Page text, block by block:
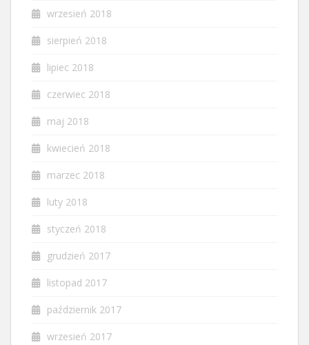
wrzesień 2018
sierpień 2018
lipiec 2018
czerwiec 2018
maj 2018
kwiecień 2018
marzec 2018
luty 2018
styczeń 2018
grudzień 2017
listopad 2017
październik 2017
wrzesień 2017